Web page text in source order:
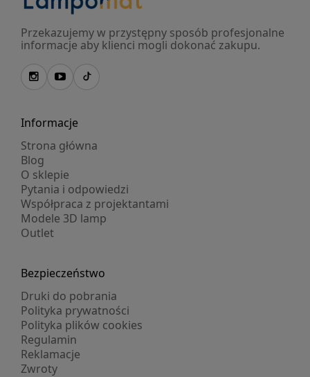
Przekazujemy w przystępny sposób profesjonalne
informacje aby klienci mogli dokonać zakupu.
Informacje
Strona główna
Blog
O sklepie
Pytania i odpowiedzi
Współpraca z projektantami
Modele 3D lamp
Outlet
Bezpieczeństwo
Druki do pobrania
Polityka prywatności
Polityka plików cookies
Regulamin
Reklamacje
Zwroty